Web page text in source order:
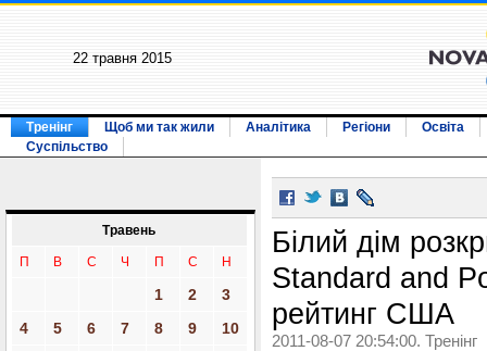
22 травня 2015
Тренінг Щоб ми так жили Аналітика Регіони
Освіта
Суспільство
Травень
П В С Ч П С Н
1 2
3
4
5 6 7 8 9
10
Білий дім
Standard and
рейтинг США
2011-08-07 20:54:00. Тренінг